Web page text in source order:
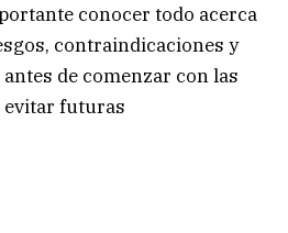
conocer todo acerca
contraindicaciones y
de comenzar con las
evitar futuras